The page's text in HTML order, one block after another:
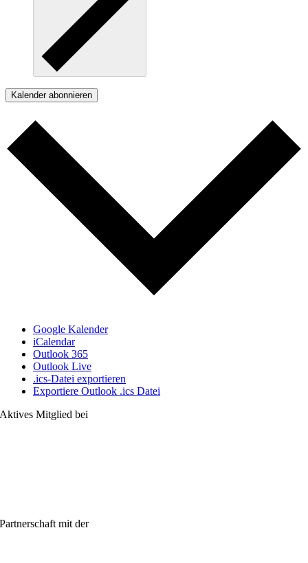
Kalender abonnieren
Google Kalender
iCalendar
Outlook 365
Outlook Live
.ics-Datei exportieren
Exportiere Outlook .ics Datei
Aktives Mitglied bei
Partnerschaft mit der